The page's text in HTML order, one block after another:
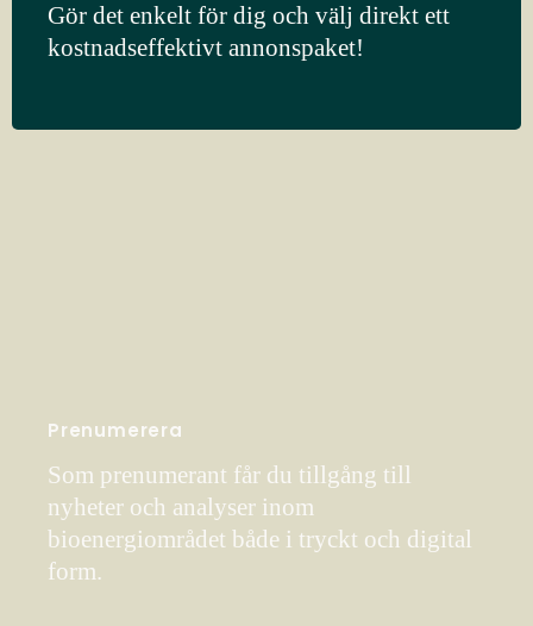
Gör det enkelt för dig och välj direkt ett
kostnadseffektivt annonspaket!
Prenumerera
Som prenumerant får du tillgång till
nyheter och analyser inom
bioenergiområdet både i tryckt och digital
form.